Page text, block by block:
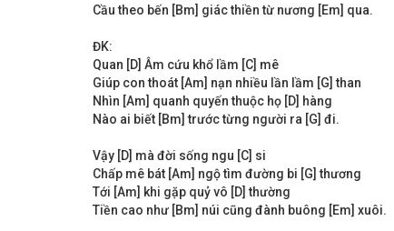
Cầu theo bến [Bm] giác thiền từ nương [Em] qua.
ĐK:
Quan [D] Âm cứu khổ lầm [C] mê
Giúp con thoát [Am] nạn nhiều lần lầm [G] than
Nhìn [Am] quanh quyến thuộc họ [D] hàng
Nào ai biết [Bm] trước từng người ra [G] đi.
Vậy [D] mà đời sống ngu [C] si
Chấp mê bát [Am] ngộ tìm đường bi [G] thương
Tới [Am] khi gặp quỷ vô [D] thường
Tiền cao như [Bm] núi cũng đành buông [Em] xuôi.